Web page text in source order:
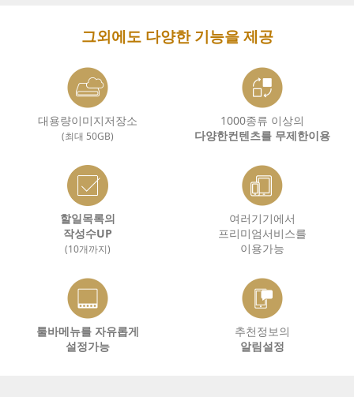
그외에도 다양한 기능을 제공
대용량이미지저장소
(최대 50GB)
1000종류 이상의
다양한컨텐츠를 무제한이용
할일목록의
작성수UP
(10개까지)
여러기기에서
프리미엄서비스를
이용가능
툴바메뉴를 자유롭게
설정가능
추천정보의
알림설정